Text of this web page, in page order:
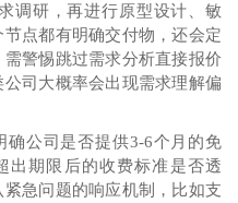
调研，再进行原型设计、敏
点都有明确交付物，还会定
警惕跳过需求分析直接报价
公司大概率会出现需求理解偏
确公司是否提供3-6个月的免
出期限后的收费标准是否透
紧急问题的响应机制，比如支